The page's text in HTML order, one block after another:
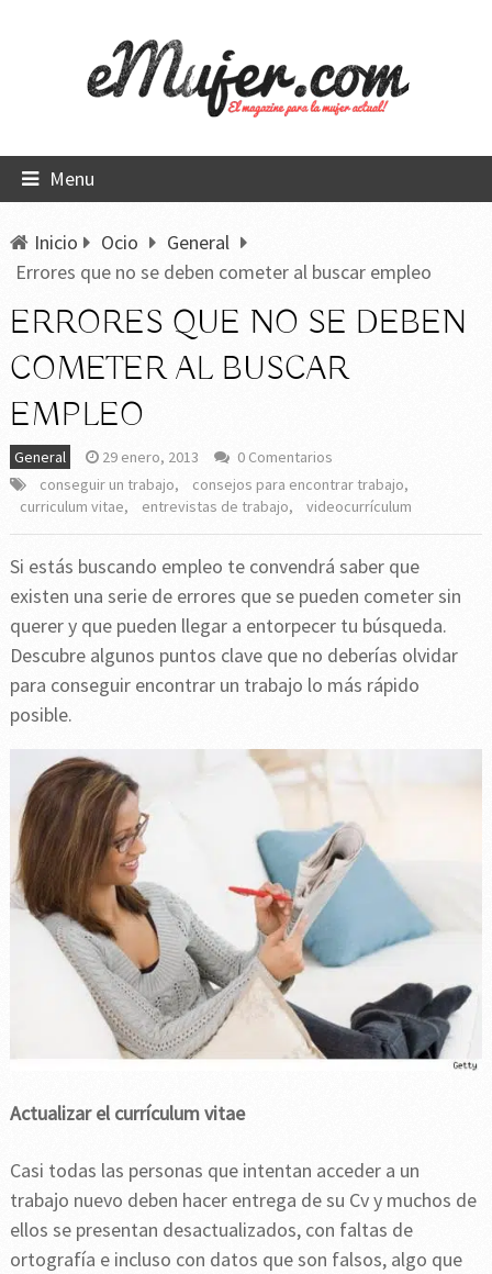
Menu
Inicio Ocio
General
Errores que no se deben cometer al buscar empleo
ERRORES QUE NO SE DEBEN
COMETER AL BUSCAR
EMPLEO
General 29 enero, 2013
0 Comentarios
conseguir un trabajo, consejos para encontrar trabajo,
curriculum vitae, entrevistas de trabajo, videocurrículum
Si estás buscando empleo te convendrá saber que
existen una serie de errores que se pueden cometer sin
querer y que pueden llegar a entorpecer tu búsqueda.
Descubre algunos puntos clave que no deberías olvidar
para conseguir encontrar un trabajo lo más rápido
posible.
Actualizar el currículum vitae
Casi todas las personas que intentan acceder a un
trabajo nuevo deben hacer entrega de su Cv y muchos de
ellos se presentan desactualizados, con faltas de
ortografía e incluso con datos que son falsos, algo que